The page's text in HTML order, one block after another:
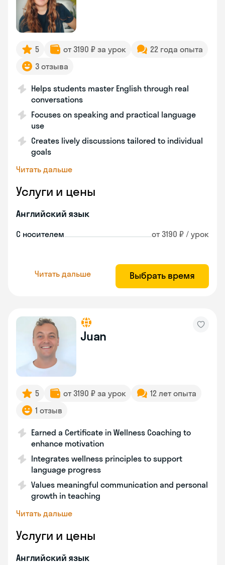
5 от 3190 ₽ за урок
22 года опыта
3 отзыва
Helps students master English through real
conversations
Focuses on speaking and practical language
use
Creates lively discussions tailored to individual
goals
Читать дальше
Услуги и цены
Английский язык
С носителем от 3190 ₽ / урок
Читать дальше Выбрать время
Juan
5 от 3190 ₽ за урок
12 лет опыта
1 отзыв
Earned a Certificate in Wellness Coaching to
enhance motivation
Integrates wellness principles to support
language progress
Values meaningful communication and personal
growth in teaching
Читать дальше
Услуги и цены
Английский язык